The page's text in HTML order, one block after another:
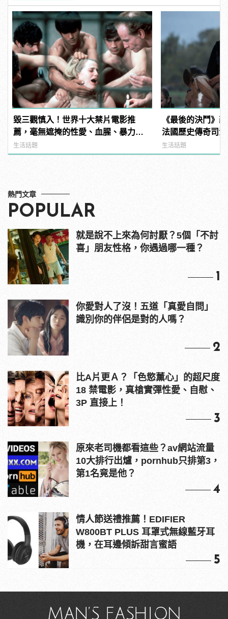
毀三觀慎入！世界十大禁片電影推
薦，毫無遮掩的性愛、血腥、暴力、
噁心到極致！
生活話題
《最後的決鬥》
法國歷史傳奇司
manfashion這樣
生活話題
熱門文章
POPULAR
就是說不上來為何討厭？5個「不討
喜」朋友性格，你遇過哪一種？
1
你愛對人了沒！五道「真愛自問」
識別你的伴侶是對的人嗎？
2
比A片更Ａ？「色慾薰心」的超尺度
18 禁電影，真槍實彈性愛、自慰、
3P 直接上！
3
原來老司機都看這些？av網站流量
10大排行出爐，pornhub只排第3，
第1名竟是他？
4
情人節送禮推薦！EDIFIER
W800BT PLUS 耳罩式無線藍牙耳
機，在耳邊傾訴甜言蜜語
5